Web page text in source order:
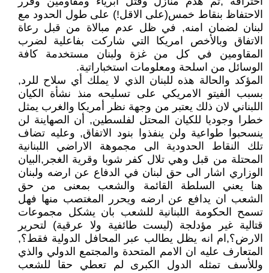
الاحتفاظ بنقاط خمس(على الاقل!) على طول الحدود مع
لبنان لضمان امنه, في ظل عدم مبالاة من قبل رعاة
الاتفاق وبالأخص امريكا التي شاركت بفاعلية لضرب
المقاومين في كل من غزة ولبنان مستخدمة كافة
الوسائل من اسلحة ومعلومات استخباراتية.
المؤكد والحالة هذه للبنان الذي لا يملك أي سلاح للرد,
بسبب الفيتو الامريكي على تسليحه منذ نشأة الكيان
اللبناني لان ذلك يعتبر من وجهة نظر أمريكا والغرب يمثل
خطرا وجوديا للكيان المحتل لفلسطين, أن الصهاينة لن
ينسحبوا طواعية ولن ينفذوا بنود الاتفاق, وعليه تضاف
تلك النقاط الحدودية الى مجموهة الاراضي اللبنانية
المحتلة من قبل وهي تلال كفر شوبا وقرية الغجر,البيان
الوزاري اشار الى حق لبنان في الدفاع عن ارضه ولبنان
هنا يعني السلطة القائمة والشعب بمعنى من حق
الشعب ان يدافع عن ارضه ويحرر المغتصب منها فهل
تسمح الحكومة اللبنانية للشعب بان يشكل مجموعات
قتالية غير مؤدلجة (ليست طائفية ولا عرقية) لتحرير
الارض؟,ام انه يظل يطالب عبر المحافل الدولية فقط؟,
المتعارف عليه ان الامم المتحدة والمجتمع الدولي والذي
وللأسف تمثله الدول الكبرى لم تعطي حقا للشعب